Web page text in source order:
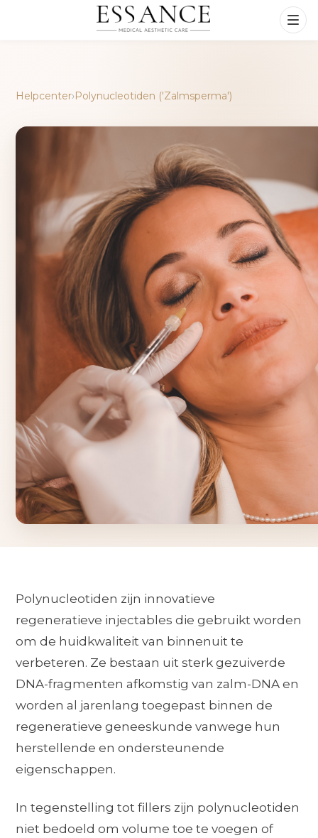
Helpcenter›Polynucleotiden ('Zalmsperma')
Polynucleotiden zijn innovatieve
regeneratieve injectables die gebruikt worden
om de huidkwaliteit van binnenuit te
verbeteren. Ze bestaan uit sterk gezuiverde
DNA-fragmenten afkomstig van zalm-DNA en
worden al jarenlang toegepast binnen de
regeneratieve geneeskunde vanwege hun
herstellende en ondersteunende
eigenschappen.
In tegenstelling tot fillers zijn polynucleotiden
niet bedoeld om volume toe te voegen of